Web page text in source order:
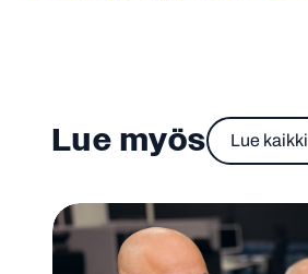
Lue myös Lue kaikki